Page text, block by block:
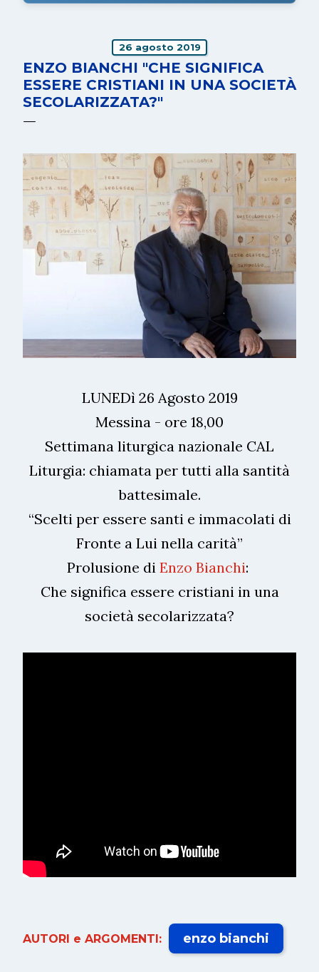
26 agosto 2019
ENZO BIANCHI "CHE SIGNIFICA
ESSERE CRISTIANI IN UNA SOCIETÀ
SECOLARIZZATA?"
LUNEDì 26 Agosto 2019
Messina - ore 18,00
Settimana liturgica nazionale CAL
Liturgia: chiamata per tutti alla santità
battesimale.
“Scelti per essere santi e immacolati di
Fronte a Lui nella carità”
Prolusione di Enzo Bianchi:
Che significa essere cristiani in una
società secolarizzata?
AUTORI e ARGOMENTI: enzo bianchi